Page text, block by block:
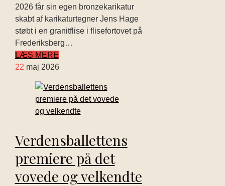
2026 får sin egen bronzekarikatur
skabt af karikaturtegner Jens Hage
støbt i en granitflise i flisefortovet på
Frederiksberg…
LÆS MERE
22 maj 2026
Verdensballettens
premiere på det
vovede og velkendte